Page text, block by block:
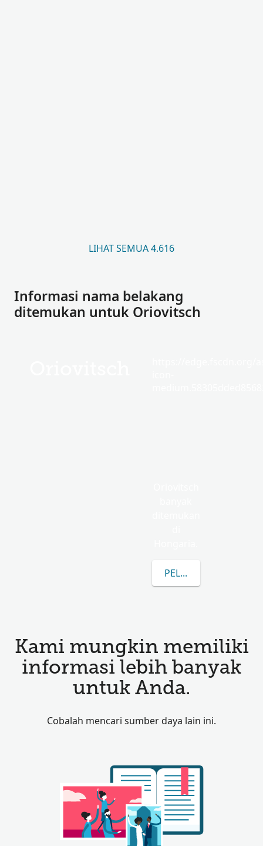
LIHAT SEMUA 4.616
Informasi nama belakang
ditemukan untuk Oriovitsch
PELAJARI LEBIH
Kami mungkin memiliki
informasi lebih banyak
untuk Anda.
Cobalah mencari sumber daya lain ini.